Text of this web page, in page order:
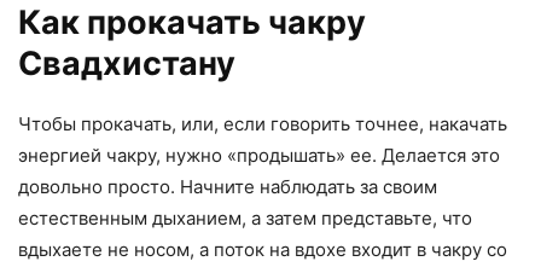
Как прокачать чакру
Свадхистану
Чтобы прокачать, или, если говорить точнее, накачать
энергией чакру, нужно «продышать» ее. Делается это
довольно просто. Начните наблюдать за своим
естественным дыханием, а затем представьте, что
вдыхаете не носом, а поток на вдохе входит в чакру со